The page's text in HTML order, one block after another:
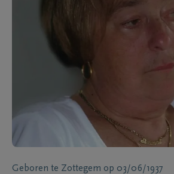
Geboren te Zottegem op 03/06/1937